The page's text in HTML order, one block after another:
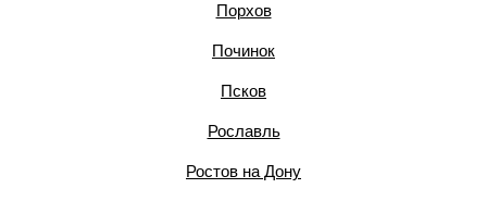
Порхов
Починок
Псков
Рославль
Ростов на Дону